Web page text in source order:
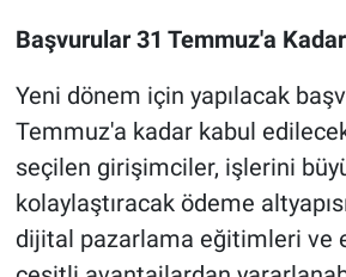
Başvurular 31 Temmuz'a
Yeni dönem için yapılacak
Temmuz'a kadar kabul
seçilen girişimciler, işlerini
kolaylaştıracak ödeme
dijital pazarlama eğitimleri ve